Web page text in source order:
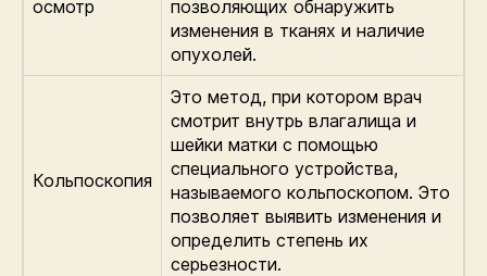
осмотр
позволяющих обнаружить
изменения в тканях и наличие
опухолей.
Кольпоскопия
Это метод, при котором врач
смотрит внутрь влагалища и
шейки матки с помощью
специального устройства,
называемого кольпоскопом. Это
позволяет выявить изменения и
определить степень их
серьезности.